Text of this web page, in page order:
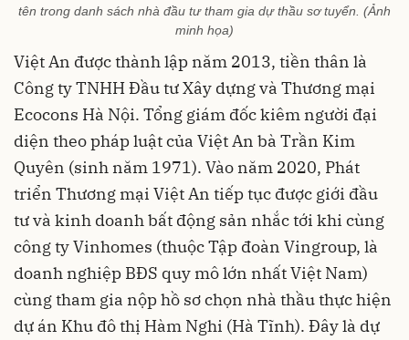
tên trong danh sách nhà đầu tư tham gia dự thầu sơ tuyển. (Ảnh
minh họa)
Việt An được thành lập năm 2013, tiền thân là
Công ty TNHH Đầu tư Xây dựng và Thương mại
Ecocons Hà Nội. Tổng giám đốc kiêm người đại
diện theo pháp luật của Việt An bà Trần Kim
Quyên (sinh năm 1971). Vào năm 2020, Phát
triển Thương mại Việt An tiếp tục được giới đầu
tư và kinh doanh bất động sản nhắc tới khi cùng
công ty Vinhomes (thuộc Tập đoàn Vingroup, là
doanh nghiệp BĐS quy mô lớn nhất Việt Nam)
cùng tham gia nộp hồ sơ chọn nhà thầu thực hiện
dự án Khu đô thị Hàm Nghi (Hà Tĩnh). Đây là dự